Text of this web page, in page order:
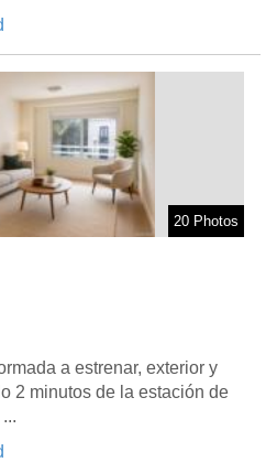
20 Photos
a estrenar, exterior y
2 minutos de la estación de